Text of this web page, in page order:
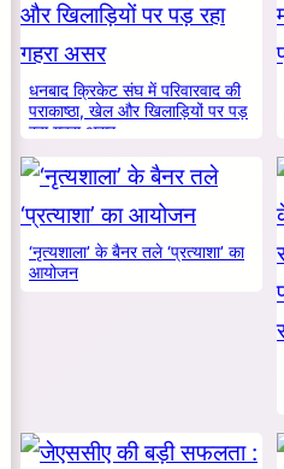
धनबाद क्रिकेट संघ में परिवारवाद की
पराकाष्ठा, खेल और खिलाड़ियों पर पड़
रहा गहरा असर
‘नृत्यशाला’ के बैनर तले ‘प्रत्याशा’ का
आयोजन